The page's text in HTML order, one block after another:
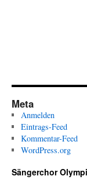
Meta
Anmelden
Eintrags-Feed
Kommentar-Feed
WordPress.org
Sängerchor